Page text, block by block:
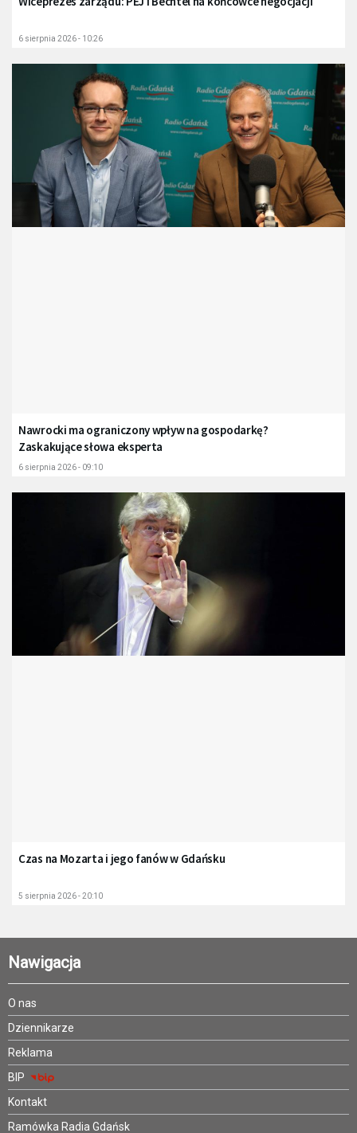
6 sierpnia 2026 - 10:26
Nawrocki ma ograniczony wpływ na gospodarkę?
Zaskakujące słowa eksperta
6 sierpnia 2026 - 09:10
Czas na Mozarta i jego fanów w Gdańsku
5 sierpnia 2026 - 20:10
Nawigacja
O nas
Dziennikarze
Reklama
BIP
Kontakt
Ramówka Radia Gdańsk